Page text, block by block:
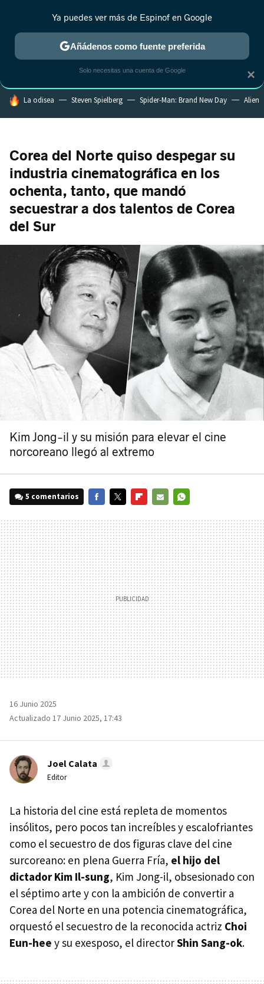
ESTRENOS REALITY ANIME RANKINGS CINE
HOY SE HABLA DE
La odisea Steven Spielberg Spider-Man: Brand New Day Alien
Corea del Norte quiso despegar su
industria cinematográfica en los
ochenta, tanto, que mandó
secuestrar a dos talentos de Corea
del Sur
Kim Jong‑il y su misión para elevar el cine
norcoreano llegó al extremo
5 comentarios
MAIL
16 Junio 2025
Actualizado 17 Junio 2025, 17:43
Joel Calata
Editor
La historia del cine está repleta de momentos
insólitos, pero pocos tan increíbles y escalofriantes
como el secuestro de dos figuras clave del cine
surcoreano: en plena Guerra Fría, el hijo del
dictador Kim Il-sung, Kim Jong-il, obsesionado con
el séptimo arte y con la ambición de convertir a
Corea del Norte en una potencia cinematográfica,
orquestó el secuestro de la reconocida actriz Choi
Eun-hee y su exesposo, el directorShin Sang-ok.
×
Ya puedes ver más de Espinof en Google
Añádenos como fuente preferida
Solo necesitas una cuenta de Google